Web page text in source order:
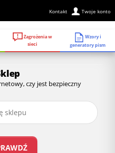
Kontakt Twoje konto
Zagrożenia w
sieci
Wzory i
generatory pism
czy jest bezpieczny